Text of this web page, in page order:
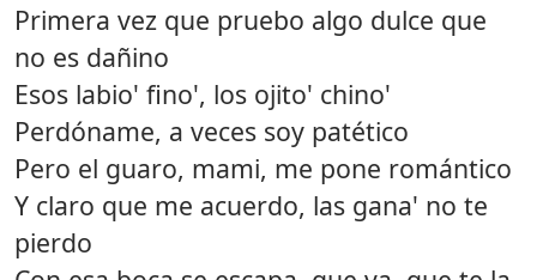
Primera vez que pruebo algo dulce que
no es dañino
Esos labio' fino', los ojito' chino'
Perdóname, a veces soy patético
Pero el guaro, mami, me pone romántico
Y claro que me acuerdo, las gana' no te
pierdo